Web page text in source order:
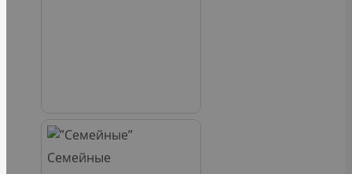
Семейные